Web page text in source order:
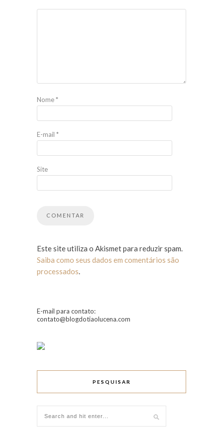
Nome*
E-mail *
Site
Este site utiliza o Akismet para reduzir spam.
Saiba como seus dados em comentários são
processados.
E-mail para contato:
contato@blogdotiaolucena.com
PESQUISAR